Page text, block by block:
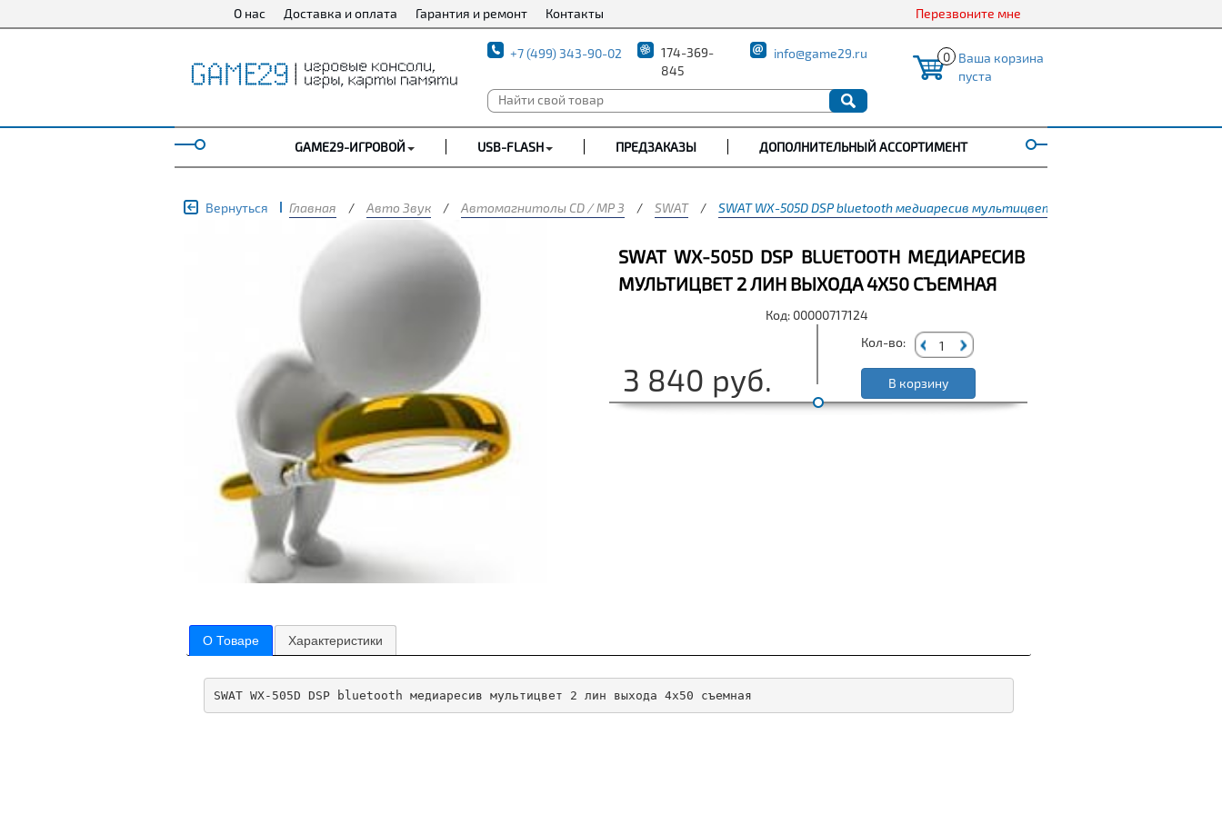
О нас Доставка и оплата Гарантия и ремонт Контакты Перезвоните мне
+7 (499) 343-90-02
174-369-
845
info@game29.ru 0 Ваша корзина
пуста
GAME29-ИГРОВОЙ USB-FLASH ПРЕДЗАКАЗЫ ДОПОЛНИТЕЛЬНЫЙ АССОРТИМЕНТ
Вернуться Главная / Авто Звук / Автомагнитолы CD / MP 3 / SWAT / SWAT WX-505D DSP bluetooth медиаресив мультицвет 2 лин выхода 4х50 съемная
SWAT WX-505D DSP BLUETOOTH МЕДИАРЕСИВ
МУЛЬТИЦВЕТ 2 ЛИН ВЫХОДА 4Х50 СЪЕМНАЯ
Код: 00000717124
3 840 руб.
Кол-во:
В корзину
О Товаре Характеристики
SWAT WX-505D DSP bluetooth медиаресив мультицвет 2 лин выхода 4х50 съемная